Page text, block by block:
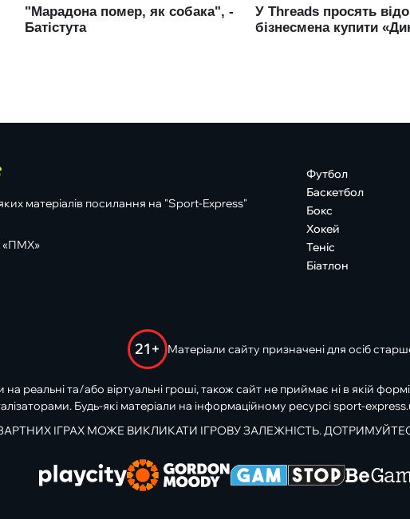
матеріалів посилання на "Sport-Express"
«ПМХ»
Футбол
Баскетбол
Бокс
Хокей
Теніс
Біатлон
21+ Матеріали сайту призначені для осіб
реальні та/або віртуальні гроші, також сайт не приймає ні в якій
Будь-які матеріали на інформаційному ресурсі sport-
ІГРАХ МОЖЕ ВИКЛИКАТИ ІГРОВУ ЗАЛЕЖНІСТЬ.